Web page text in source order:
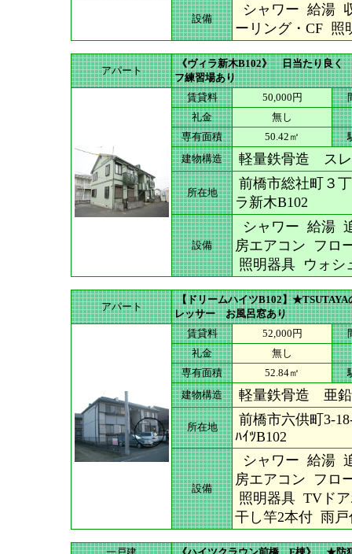
設備
シャワー 給湯
ーリング・CF 照
アパート
《ヴィラ新木B102》 日当たり良
フ練習場あり
賃貸料
50,000円
礼金
無し
専有面積
50.42㎡
建物構造
軽量鉄骨造 ス
所在地
前橋市総社町３
ラ新木B102
設備
シャワー 給湯
房エアコン フロ
照明器具 ウォシ
アパート
【ドリームハイツB102】
レッサー お風呂窓あり
賃貸料
52,000円
礼金
無し
専有面積
52.84㎡
建物構造
軽量鉄骨造 亜
所在地
前橋市六供町3-
ﾊｲﾂB102
設備
シャワー 給湯
房エアコン フロ
照明器具 TVド
干し竿2本付 雨